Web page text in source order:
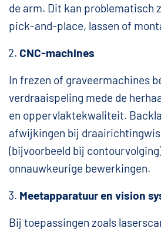
de arm. Dit kan problematisch
pick-and-place, lassen of
CNC-machines
In frezen of graveermachines
verdraaispeling mede de
en oppervlaktekwaliteit.
afwijkingen bij
(bijvoorbeeld bij
onnauwkeurige bewerkingen.
Meetapparatuur en vision
Bij toepassingen zoals